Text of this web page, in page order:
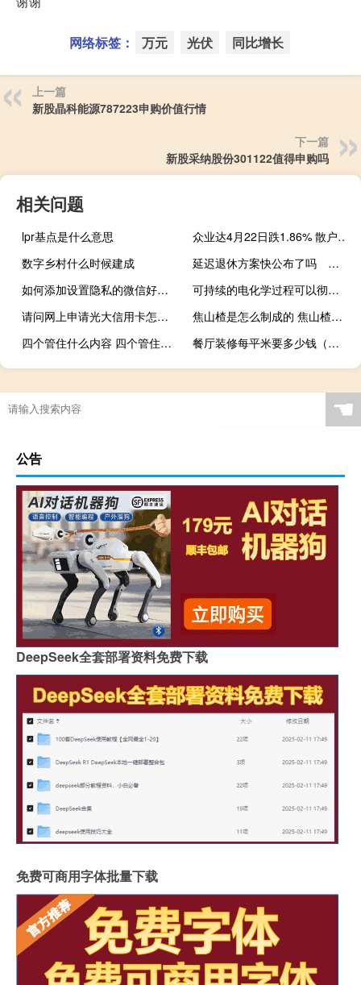
网络标签： 万元 光伏 同比增长
上一篇
新股晶科能源787223申购价值行情
下一篇
新股采纳股份301122值得申购吗
相关问题
lpr基点是什么意思
众业达4月22日跌1.86% 散户净流出906.75万 一分钟了解！
数字乡村什么时候建成
延迟退休方案快公布了吗 全国多个省已就延迟退休征求
如何添加设置隐私的微信好友-微信隐私设置添加好友方法
可持续的电化学过程可以彻底改变锂离子电池的回收利用
请问网上申请光大信用卡怎么激活
焦山楂是怎么制成的 焦山楂的做法
四个管住什么内容 四个管住指什么
餐厅装修每平米要多少钱（餐厅装修每平米多少钱）
☚
公告
DeepSeek全套部署资料免费下载
免费可商用字体批量下载